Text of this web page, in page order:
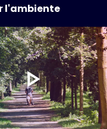
l'ambiente